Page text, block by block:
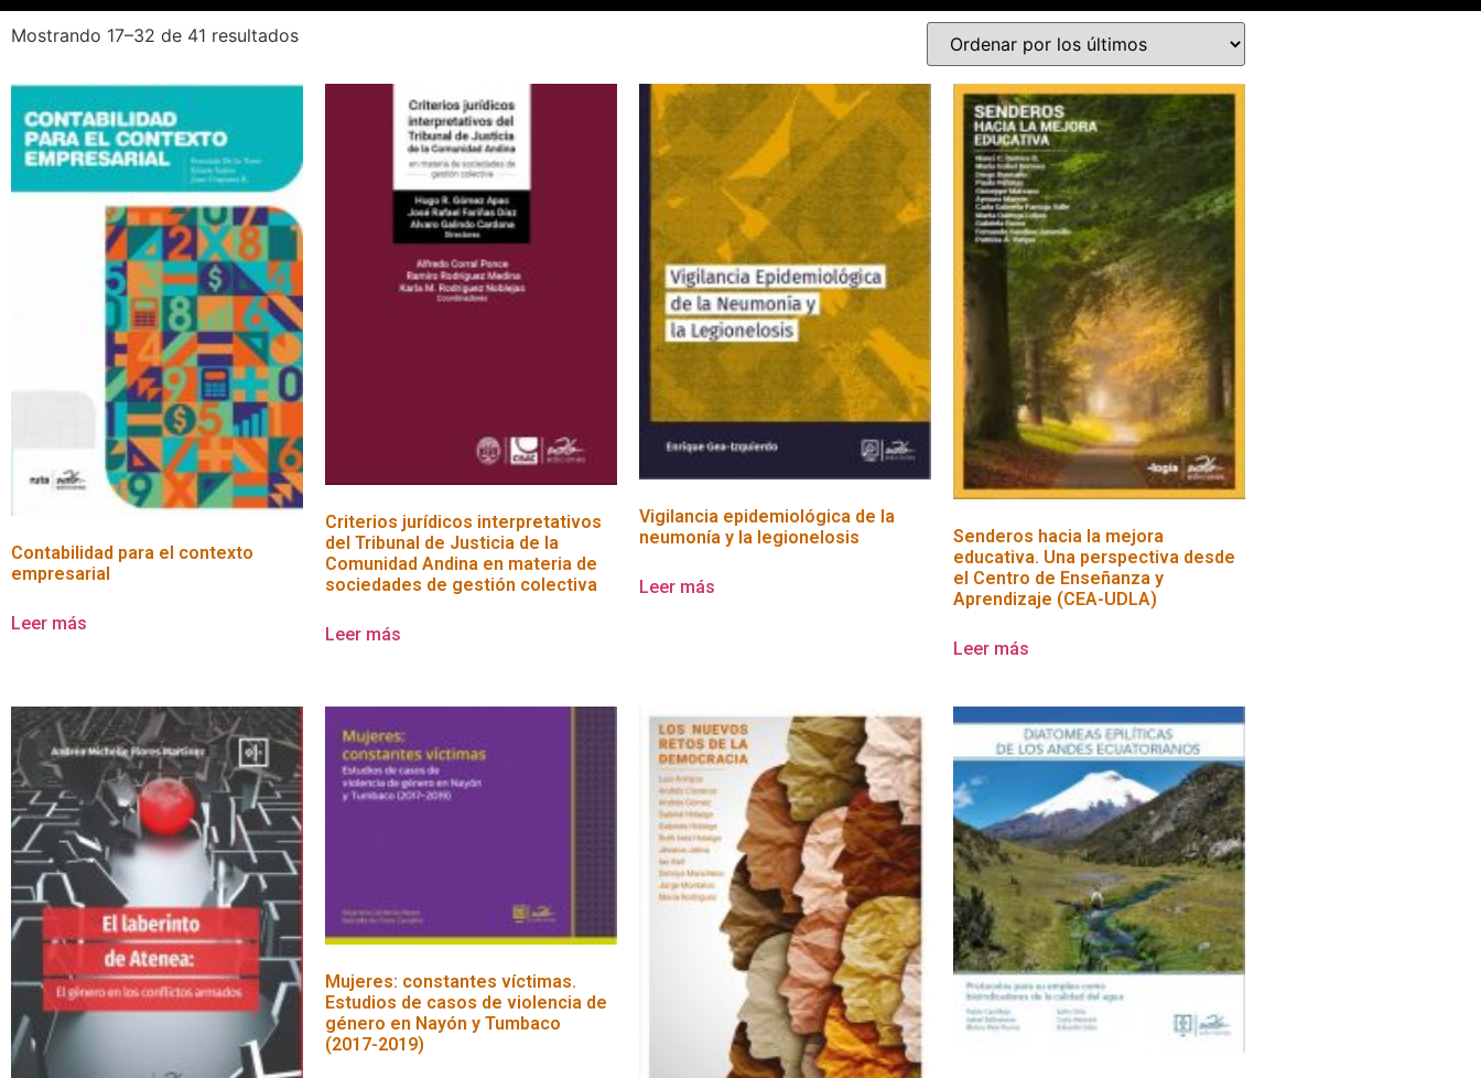
Mostrando 17–32 de 41 resultados
Contabilidad para el contexto
empresarial
Leer más
Criterios jurídicos interpretativos
del Tribunal de Justicia de la
Comunidad Andina en materia de
sociedades de gestión colectiva
Leer más
Vigilancia epidemiológica de la
neumonía y la legionelosis
Leer más
Senderos hacia la mejora
educativa. Una perspectiva desde
el Centro de Enseñanza y
Aprendizaje (CEA-UDLA)
Leer más
Mujeres: constantes víctimas.
Estudios de casos de violencia de
género en Nayón y Tumbaco
(2017-2019)